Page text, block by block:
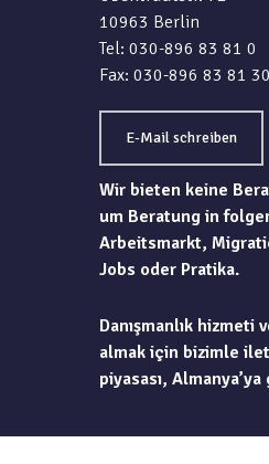
10963 Berlin
Tel: 030-896 83 81 0
Fax: 030-896 83 81 30
E-Mail schreiben
Wir bieten keine
um Beratung in
Arbeitsmarkt,
Jobs oder Pratika.
Danışmanlık
almak için bizimle
piyasası,